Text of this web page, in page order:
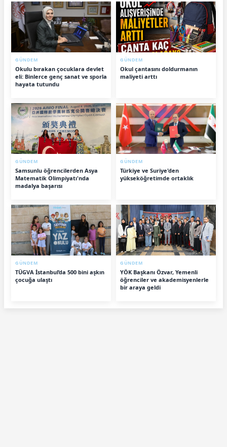
GÜNDEM
Okulu bırakan çocuklara devlet
eli: Binlerce genç sanat ve sporla
hayata tutundu
GÜNDEM
Okul çantasını doldurmanın
maliyeti arttı
GÜNDEM
Samsunlu öğrencilerden Asya
Matematik Olimpiyatı'nda
madalya başarısı
GÜNDEM
Türkiye ve Suriye'den
yükseköğretimde ortaklık
GÜNDEM
TÜGVA İstanbul’da 500 bini aşkın
çocuğa ulaştı
GÜNDEM
YÖK Başkanı Özvar, Yemenli
öğrenciler ve akademisyenlerle
bir araya geldi